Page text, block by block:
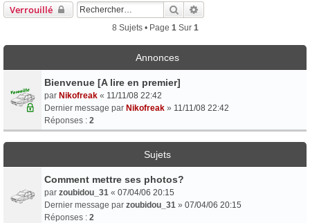
Verrouillé Rechercher
8 Sujets • Page 1Sur 1
Annonces
Bienvenue [A lire en premier]
par Nikofreak « 11/11/08 22:42
Dernier message par Nikofreak » 11/11/08 22:42
Réponses : 2
Sujets
Comment mettre ses photos?
par zoubidou_31 « 07/04/06 20:15
Dernier message par zoubidou_31 » 07/04/06 20:15
Réponses : 2